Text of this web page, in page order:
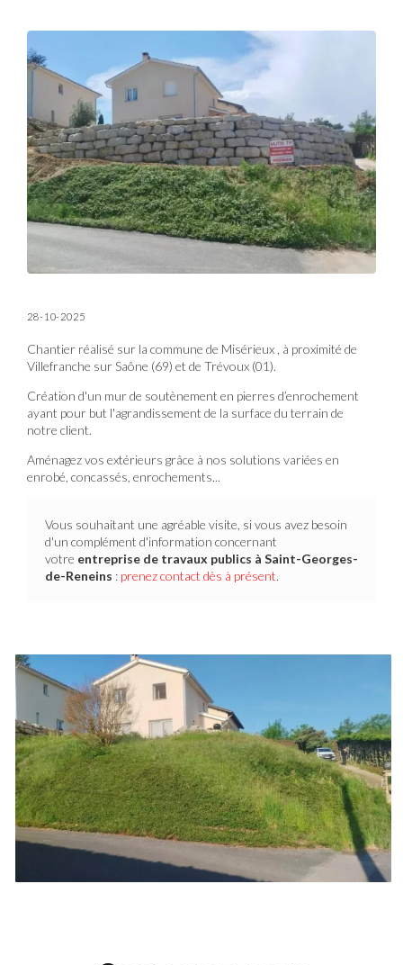
28-10-2025
Chantier réalisé sur la commune de Misérieux , à proximité de
Villefranche sur Saône (69) et de Trévoux (01).
Création d'un mur de soutènement en pierres d’enrochement
ayant pour but l'agrandissement de la surface du terrain de
notre client.
Aménagez vos extérieurs grâce à nos solutions variées en
enrobé, concassés, enrochements...
Vous souhaitant une agréable visite, si vous avez besoin
d'un complément d'information concernant
votre entreprise de travaux publics à Saint-Georges-
de-Reneins : prenez contact dès à présent.